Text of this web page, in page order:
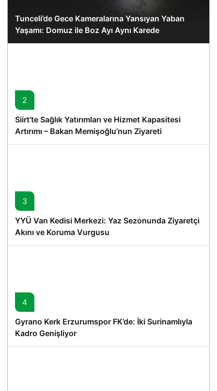
Tunceli’de Gece Kameralarına Yansıyan Yaban
Yaşamı: Domuz ile Boz Ayı Aynı Karede
2
Siirt’te Sağlık Yatırımları ve Hizmet Kapasitesi
Artırımı – Bakan Memişoğlu’nun Ziyareti
3
YYÜ Van Kedisi Merkezi: Yaz Sezonunda Ziyaretçi
Akını ve Koruma Vurgusu
4
Gyrano Kerk Erzurumspor FK’de: İki Surinamlıyla
Kadro Genişliyor